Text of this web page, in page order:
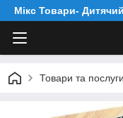
Мікс Товари-
Товари та послуги